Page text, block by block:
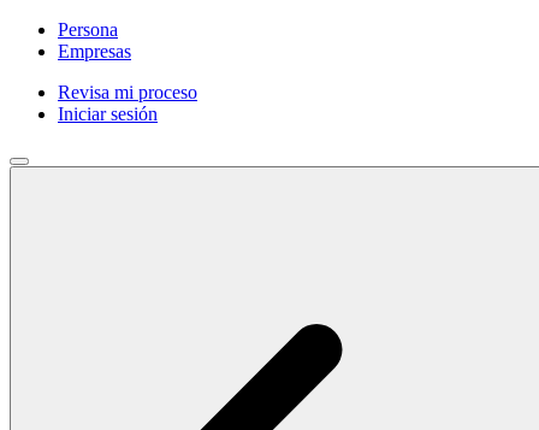
Persona
Empresas
Revisa mi proceso
Iniciar sesión